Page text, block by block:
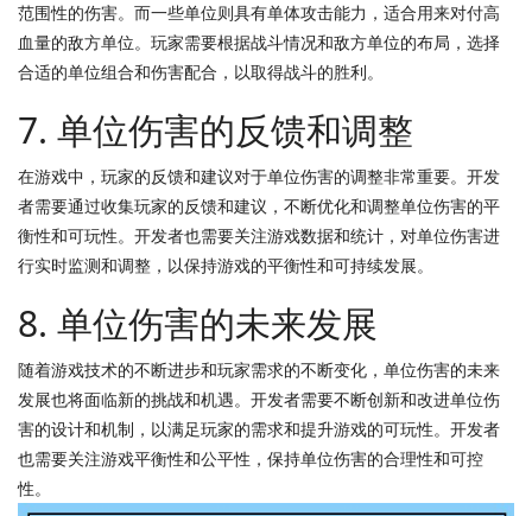
范围性的伤害。而一些单位则具有单体攻击能力，适合用来对付高
血量的敌方单位。玩家需要根据战斗情况和敌方单位的布局，选择
合适的单位组合和伤害配合，以取得战斗的胜利。
7. 单位伤害的反馈和调整
在游戏中，玩家的反馈和建议对于单位伤害的调整非常重要。开发
者需要通过收集玩家的反馈和建议，不断优化和调整单位伤害的平
衡性和可玩性。开发者也需要关注游戏数据和统计，对单位伤害进
行实时监测和调整，以保持游戏的平衡性和可持续发展。
8. 单位伤害的未来发展
随着游戏技术的不断进步和玩家需求的不断变化，单位伤害的未来
发展也将面临新的挑战和机遇。开发者需要不断创新和改进单位伤
害的设计和机制，以满足玩家的需求和提升游戏的可玩性。开发者
也需要关注游戏平衡性和公平性，保持单位伤害的合理性和可控
性。